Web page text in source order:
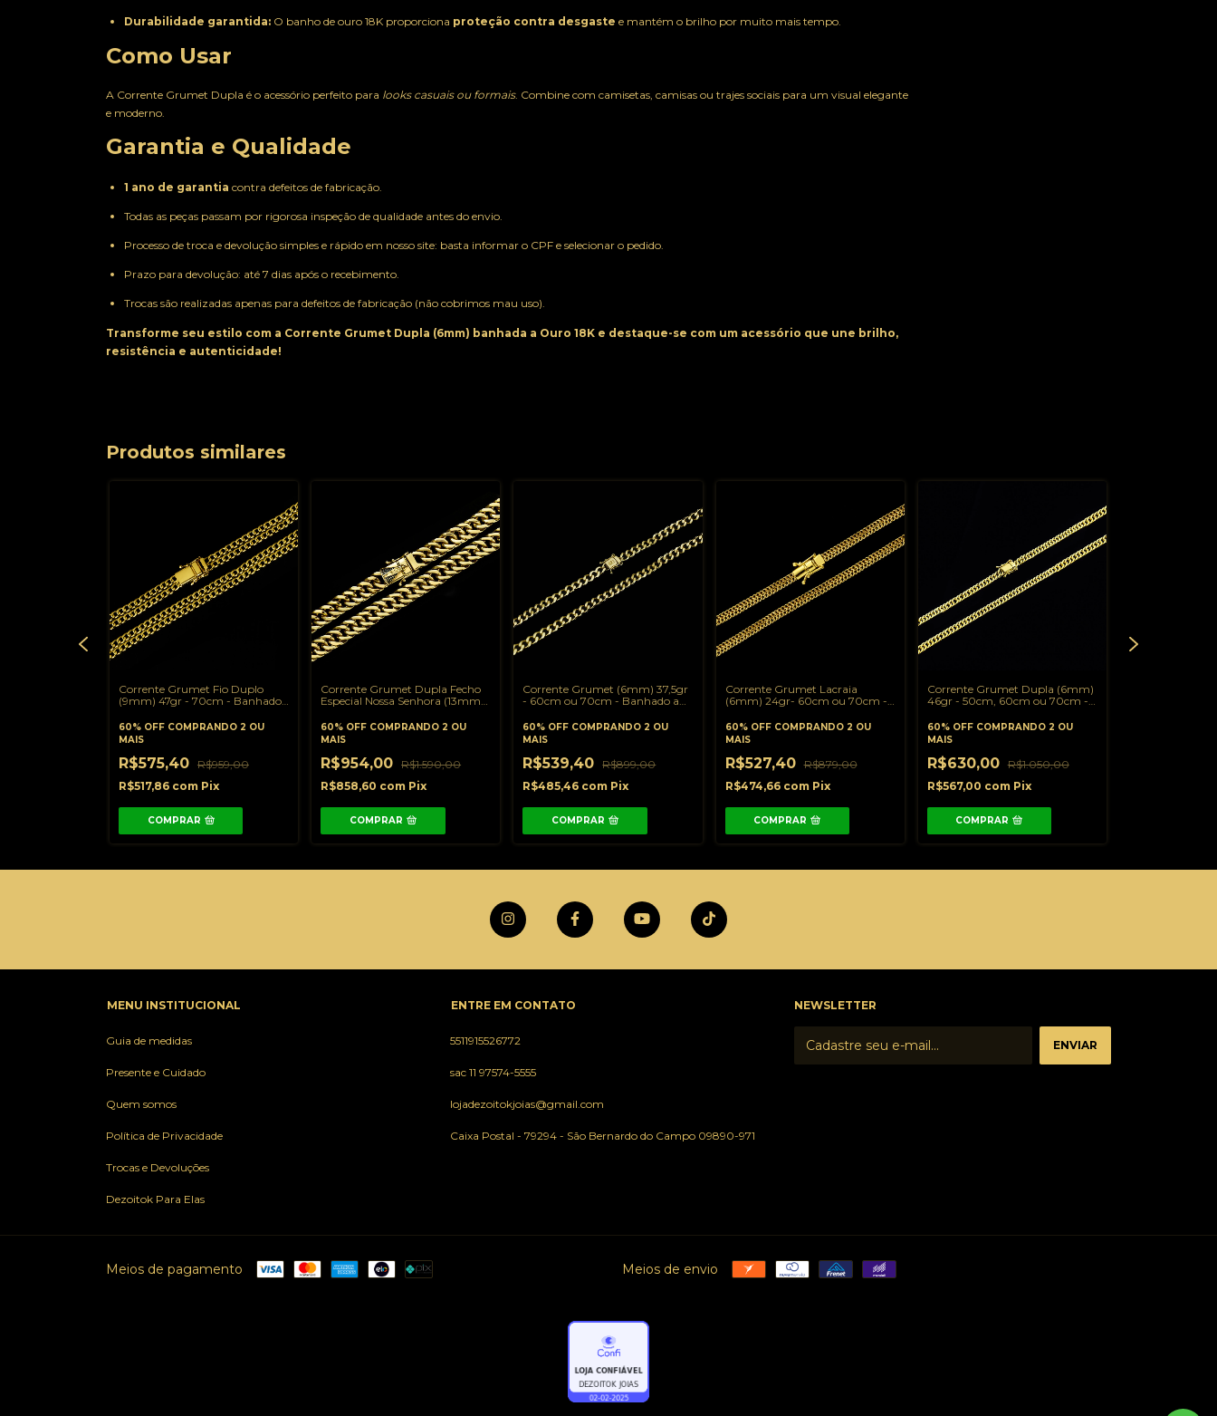
Durabilidade garantida: O banho de ouro 18K proporciona proteção contra desgaste e mantém o brilho por muito mais tempo.
Como Usar
A Corrente Grumet Dupla é o acessório perfeito para looks casuais ou formais. Combine com camisetas, camisas ou trajes sociais para um visual elegante
e moderno.
Garantia e Qualidade
1 ano de garantia contra defeitos de fabricação.
Todas as peças passam por rigorosa inspeção de qualidade antes do envio.
Processo de troca e devolução simples e rápido em nosso site: basta informar o CPF e selecionar o pedido.
Prazo para devolução: até 7 dias após o recebimento.
Trocas são realizadas apenas para defeitos de fabricação (não cobrimos mau uso).
Transforme seu estilo com a Corrente Grumet Dupla (6mm) banhada a Ouro 18K e destaque-se com um acessório que une brilho,
resistência e autenticidade!
Produtos similares
Corrente Grumet Fio Duplo
(9mm) 47gr - 70cm - Banhado
60% OFF COMPRANDO 2 OU
MAIS
R$575,40 R$959,00
R$517,86 com Pix
COMPRAR
Corrente Grumet Dupla Fecho
Especial Nossa Senhora (13mm)
Banhado a Ouro 18K
60% OFF COMPRANDO 2 OU
MAIS
R$954,00
R$1.590,00
R$858,60 com Pix
COMPRAR
Corrente Grumet (6mm) 37,5gr
- 60cm ou 70cm - Banhado a
60% OFF COMPRANDO 2 OU
MAIS
R$539,40
R$899,00
R$485,46 com Pix
COMPRAR
Corrente Grumet Lacraia
(6mm) 24gr- 60cm ou 70cm -
60% OFF COMPRANDO 2 OU
MAIS
R$527,40 R$879,00
R$474,66 com Pix
COMPRAR
Corrente Grumet Dupla (6mm)
46gr - 50cm, 60cm ou 70cm -
60% OFF COMPRANDO 2 OU
MAIS
R$630,00 R$1.050,00
R$567,00 com Pix
COMPRAR
MENU INSTITUCIONAL
Guia de medidas
Presente e Cuidado
Quem somos
Política de Privacidade
Trocas e Devoluções
Dezoitok Para Elas
ENTRE EM CONTATO
5511915526772
sac 11 97574-5555
lojadezoitokjoias@gmail.com
Caixa Postal - 79294 - São Bernardo do Campo 09890-971
NEWSLETTER
Meios de pagamento Meios de envio